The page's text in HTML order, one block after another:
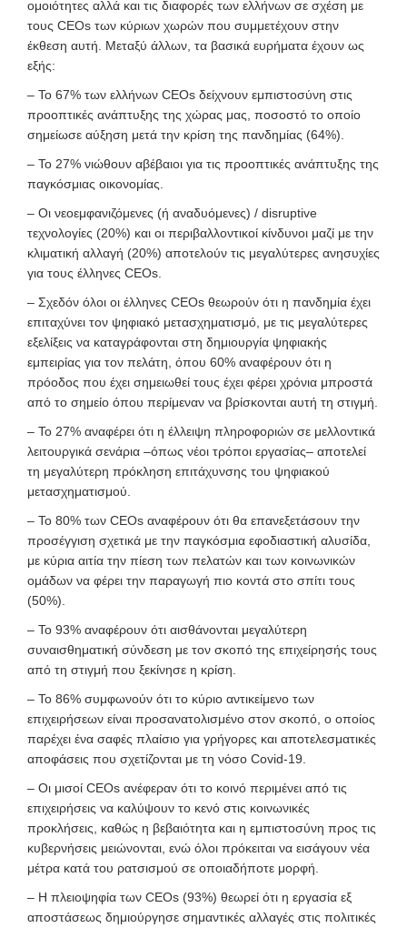
ομοιότητες αλλά και τις διαφορές των ελλήνων σε σχέση με
τους CEOs των κύριων χωρών που συμμετέχουν στην
έκθεση αυτή. Μεταξύ άλλων, τα βασικά ευρήματα έχουν ως
εξής:
– Το 67% των ελλήνων CEOs δείχνουν εμπιστοσύνη στις
προοπτικές ανάπτυξης της χώρας μας, ποσοστό το οποίο
σημείωσε αύξηση μετά την κρίση της πανδημίας (64%).
– Το 27% νιώθουν αβέβαιοι για τις προοπτικές ανάπτυξης της
παγκόσμιας οικονομίας.
– Οι νεοεμφανιζόμενες (ή αναδυόμενες) / disruptive
τεχνολογίες (20%) και οι περιβαλλοντικοί κίνδυνοι μαζί με την
κλιματική αλλαγή (20%) αποτελούν τις μεγαλύτερες ανησυχίες
για τους έλληνες CEOs.
– Σχεδόν όλοι οι έλληνες CEOs θεωρούν ότι η πανδημία έχει
επιταχύνει τον ψηφιακό μετασχηματισμό, με τις μεγαλύτερες
εξελίξεις να καταγράφονται στη δημιουργία ψηφιακής
εμπειρίας για τον πελάτη, όπου 60% αναφέρουν ότι η
πρόοδος που έχει σημειωθεί τους έχει φέρει χρόνια μπροστά
από το σημείο όπου περίμεναν να βρίσκονται αυτή τη στιγμή.
– Το 27% αναφέρει ότι η έλλειψη πληροφοριών σε μελλοντικά
λειτουργικά σενάρια –όπως νέοι τρόποι εργασίας– αποτελεί
τη μεγαλύτερη πρόκληση επιτάχυνσης του ψηφιακού
μετασχηματισμού.
– Το 80% των CEOs αναφέρουν ότι θα επανεξετάσουν την
προσέγγιση σχετικά με την παγκόσμια εφοδιαστική αλυσίδα,
με κύρια αιτία την πίεση των πελατών και των κοινωνικών
ομάδων να φέρει την παραγωγή πιο κοντά στο σπίτι τους
(50%).
– Το 93% αναφέρουν ότι αισθάνονται μεγαλύτερη
συναισθηματική σύνδεση με τον σκοπό της επιχείρησής τους
από τη στιγμή που ξεκίνησε η κρίση.
– Το 86% συμφωνούν ότι το κύριο αντικείμενο των
επιχειρήσεων είναι προσανατολισμένο στον σκοπό, ο οποίος
παρέχει ένα σαφές πλαίσιο για γρήγορες και αποτελεσματικές
αποφάσεις που σχετίζονται με τη νόσο Covid-19.
– Οι μισοί CEOs ανέφεραν ότι το κοινό περιμένει από τις
επιχειρήσεις να καλύψουν το κενό στις κοινωνικές
προκλήσεις, καθώς η βεβαιότητα και η εμπιστοσύνη προς τις
κυβερνήσεις μειώνονται, ενώ όλοι πρόκειται να εισάγουν νέα
μέτρα κατά του ρατσισμού σε οποιαδήποτε μορφή.
– Η πλειοψηφία των CEOs (93%) θεωρεί ότι η εργασία εξ
αποστάσεως δημιούργησε σημαντικές αλλαγές στις πολιτικές